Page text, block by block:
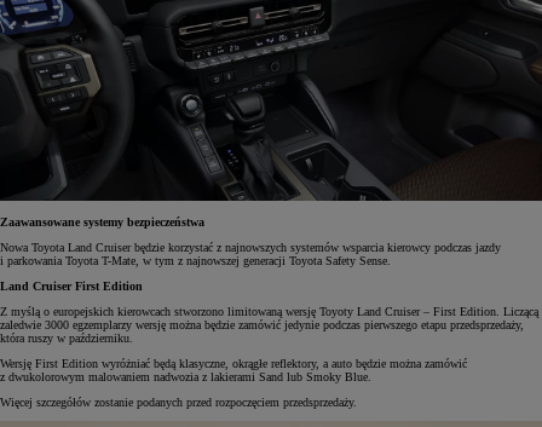
Zaawansowane systemy bezpieczeństwa
Nowa Toyota Land Cruiser będzie korzystać z najnowszych systemów wsparcia kierowcy podczas jazdy
i parkowania Toyota T-Mate, w tym z najnowszej generacji Toyota Safety Sense.
Land Cruiser First Edition
Z myślą o europejskich kierowcach stworzono limitowaną wersję Toyoty Land Cruiser – First Edition. Liczącą
zaledwie 3000 egzemplarzy wersję można będzie zamówić jedynie podczas pierwszego etapu przedsprzedaży,
która ruszy w październiku.
Wersję First Edition wyróżniać będą klasyczne, okrągłe reflektory, a auto będzie można zamówić
z dwukolorowym malowaniem nadwozia z lakierami Sand lub Smoky Blue.
Więcej szczegółów zostanie podanych przed rozpoczęciem przedsprzedaży.